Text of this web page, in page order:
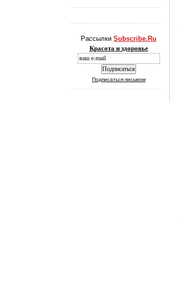
Рассылки Subscribe.Ru
Красота и здоровье
Подписаться письмом